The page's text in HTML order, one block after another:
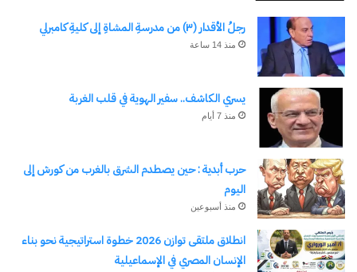
رجلُ الأقدار (٣) من مدرسةِ المشاةِ إلى كليةِ كامبرلي
منذ 14 ساعة
يسري الكاشف.. سفير الهوية في قلب الغربة
منذ 7 أيام
حرب أبدية : حين يصطدم الشرق بالغرب من كورش إلى
اليوم
منذ أسبوعين
انطلاق ملتقى توازن 2026 خطوة استراتيجية نحو بناء
الإنسان المصري في الإسماعيلية